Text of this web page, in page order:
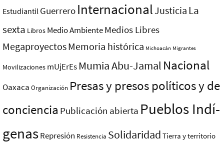
Estudiantil Guerrero InternacionalJusticia La
sexta Libros Medio AmbienteMedios Libres
MegaproyectosMemoria histórica Michoacán Migrantes
Movilizaciones mUjErEs Mumia Abu-Jamal Nacional
Oaxaca Organización Presas y presos polí­ticos y de
conciencia Publicación abierta Pueblos Indí­
genasRepresión Resistencia Solidaridad Tierra y territorio